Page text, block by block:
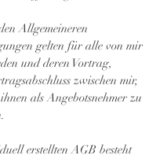
Allgemeineren
gelten für alle von mir
und deren Vortrag,
zwischen mir,
als Angebotsnehmer zu
erstellten AGB besteht